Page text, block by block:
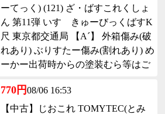
ーてっく) (121) ざ・ばすこれくしょ
ん 第11弾 いすゞきゅーびっくばすK
尺 東京都交通局 【A´】 外箱傷み(破
れあり) ぶりすたー傷み(割れあり) め
ーかー出荷時からの塗装むら等はご
770円08/06 16:53
【中古】じおこれ TOMYTEC(とみ